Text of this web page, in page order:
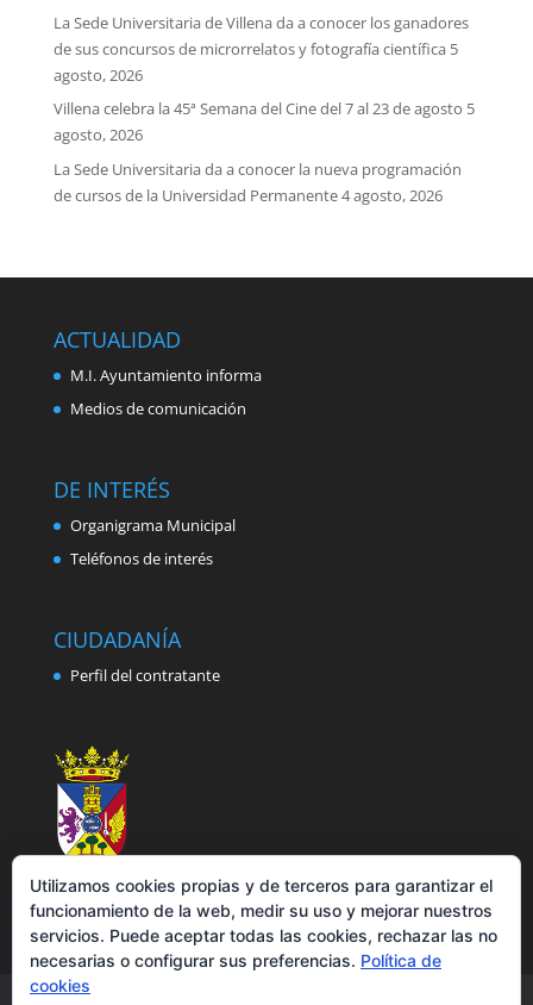
La Sede Universitaria de Villena da a conocer los ganadores
de sus concursos de microrrelatos y fotografía científica 5
agosto, 2026
Villena celebra la 45ª Semana del Cine del 7 al 23 de agosto 5
agosto, 2026
La Sede Universitaria da a conocer la nueva programación
de cursos de la Universidad Permanente4 agosto, 2026
ACTUALIDAD
M.I. Ayuntamiento informa
Medios de comunicación
DE INTERÉS
Organigrama Municipal
Teléfonos de interés
CIUDADANÍA
Perfil del contratante
Utilizamos cookies propias y de terceros para garantizar el
funcionamiento de la web, medir su uso y mejorar nuestros
servicios. Puede aceptar todas las cookies, rechazar las no
necesarias o configurar sus preferencias. Política de
cookies